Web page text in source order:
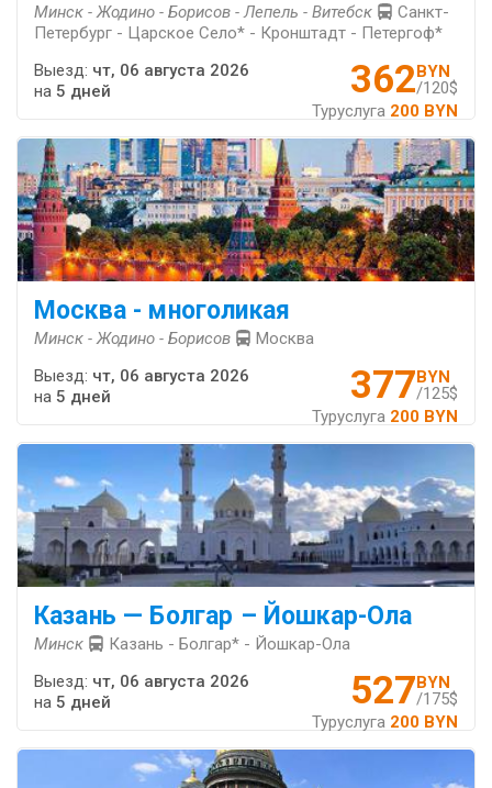
Минск - Жодино - Борисов - Лепель - Витебск
Санкт-
Петербург - Царское Село* - Кронштадт - Петергоф*
362BYN
/120$
Туруслуга 200 BYN
Выезд: чт, 06 августа 2026
на 5 дней
Москва - многоликая
Минск - Жодино - Борисов Москва
377BYN
/125$
Туруслуга 200 BYN
Выезд: чт, 06 августа 2026
на 5 дней
Казань — Болгар – Йошкар-Ола
Минск Казань - Болгар* - Йошкар-Ола
527BYN
/175$
Туруслуга 200 BYN
Выезд: чт, 06 августа 2026
на 5 дней